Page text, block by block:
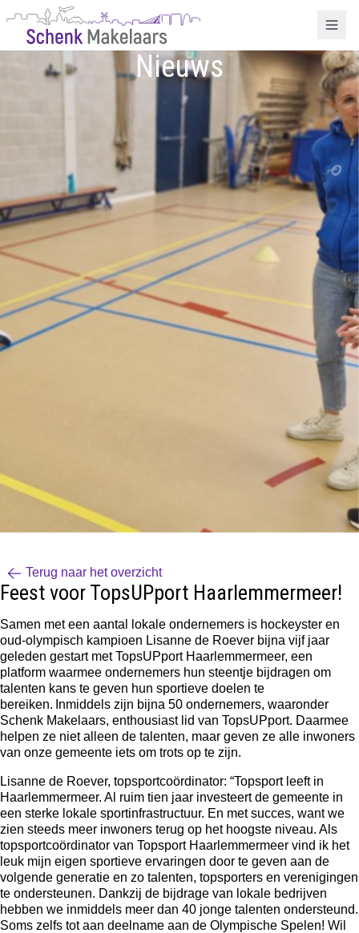
Nieuws
Terug naar het overzicht
Feest voor TopsUPport Haarlemmermeer!
Samen met een aantal lokale ondernemers is hockeyster en
oud-olympisch kampioen Lisanne de Roever bijna vijf jaar
geleden gestart met TopsUPport Haarlemmermeer, een
platform waarmee ondernemers hun steentje bijdragen om
talenten kans te geven hun sportieve doelen te
bereiken. Inmiddels zijn bijna 50 ondernemers, waaronder
Schenk Makelaars, enthousiast lid van TopsUPport. Daarmee
helpen ze niet alleen de talenten, maar geven ze alle inwoners
van onze gemeente iets om trots op te zijn.
Lisanne de Roever, topsportcoördinator: “Topsport leeft in
Haarlemmermeer. Al ruim tien jaar investeert de gemeente in
een sterke lokale sportinfrastructuur. En met succes, want we
zien steeds meer inwoners terug op het hoogste niveau. Als
topsportcoördinator van Topsport Haarlemmermeer vind ik het
leuk mijn eigen sportieve ervaringen door te geven aan de
volgende generatie en zo talenten, topsporters en verenigingen
te ondersteunen. Dankzij de bijdrage van lokale bedrijven
hebben we inmiddels meer dan 40 jonge talenten ondersteund.
Soms zelfs tot aan deelname aan de Olympische Spelen! Wil